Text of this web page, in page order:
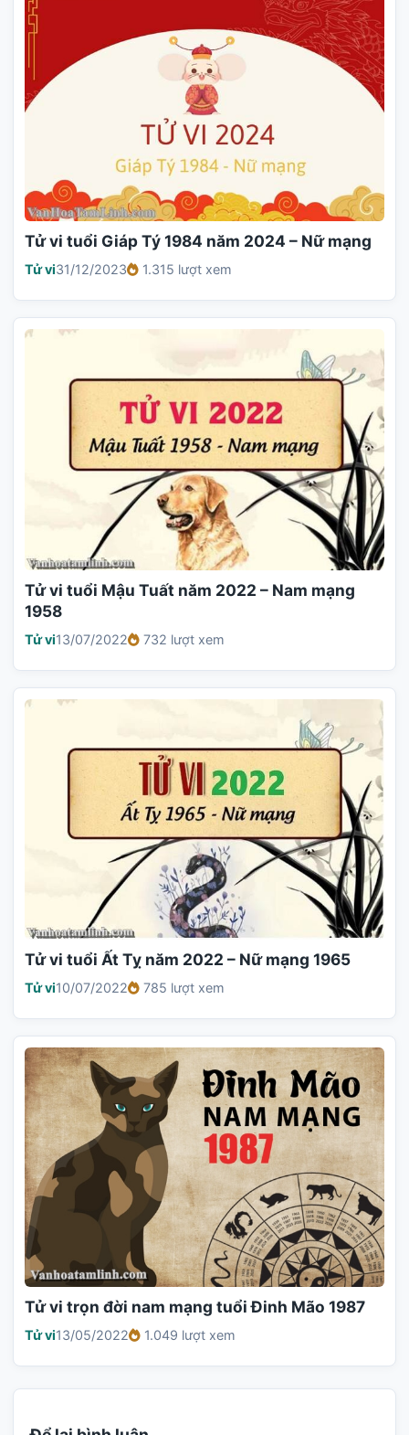
Tử vi tuổi Giáp Tý 1984 năm 2024 – Nữ mạng
Tử vi31/12/2023 1.315 lượt xem
Tử vi tuổi Mậu Tuất năm 2022 – Nam mạng
1958
Tử vi13/07/2022 732 lượt xem
Tử vi tuổi Ất Tỵ năm 2022 – Nữ mạng 1965
Tử vi10/07/2022 785 lượt xem
Tử vi trọn đời nam mạng tuổi Đinh Mão 1987
Tử vi13/05/2022 1.049 lượt xem